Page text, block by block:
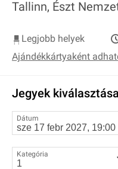
Tallinn, Észt
Legjobb helyek
Ajándékkártyaként
Jegyek kiválasztása
Dátum
Kategória